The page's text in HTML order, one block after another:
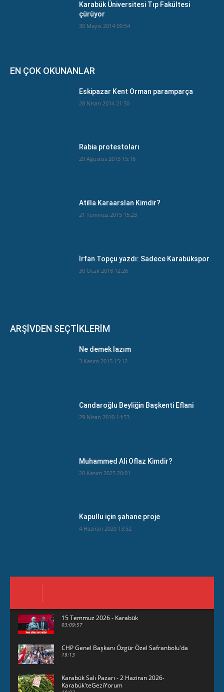
Karabük Üniversitesi Tıp Fakültesi
çürüyor
30 Mayıs 2014 09:54
EN ÇOK OKUNANLAR
Eskipazar Kent Orman paramparça
28 Nisan 2014 21:50
Rabia protestoları
29 Ağustos 2013 15:16
Atilla Karaarslan Kimdir?
21 Temmuz 2015 15:23
İrfan Topçu yazdı: Sadece Karabükspor
30 Ocak 2018 12:26
ARŞİVDEN SEÇTİKLERİM
Ne demek lazım
3 Kasım 2015 15:12
Candaroğlu Beyliğin Başkenti Eflani
29 Nisan 2010 14:53
Muhammed Ali Oflaz Kimdir?
20 Kasım 2025 20:01
Kapullu için şahane proje
4 Haziran 2020 13:52
15 Temmuz 2026 - Karabük
03:09:57
CHP Genel Başkanı Özgür Özel Safranbolu'da
19:13
Karabük Salı Pazarı - 2 Haziran 2026-
Karabük'teGeziYorum